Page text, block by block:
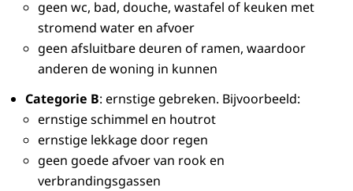
geen wc, bad, douche, wastafel of keuken met
stromend water en afvoer
geen afsluitbare deuren of ramen, waardoor
anderen de woning in kunnen
Categorie B: ernstige gebreken. Bijvoorbeeld:
ernstige schimmel en houtrot
ernstige lekkage door regen
geen goede afvoer van rook en
verbrandingsgassen